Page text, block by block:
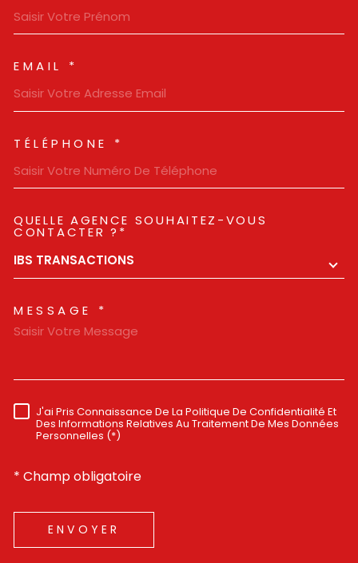
EMAIL *
TÉLÉPHONE *
QUELLE AGENCE SOUHAITEZ-VOUS
CONTACTER ?*
IBS TRANSACTIONS
MESSAGE *
RÈGLEMENTATION
J'ai Pris Connaissance De La Politique De Confidentialité Et
Des Informations Relatives Au Traitement De Mes Données
Personnelles (*)
* Champ obligatoire
ENVOYER